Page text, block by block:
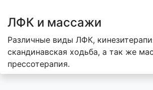
ЛФК и массажи
Различные виды ЛФК,
скандинавская ходьба, а так же
прессотерапия.